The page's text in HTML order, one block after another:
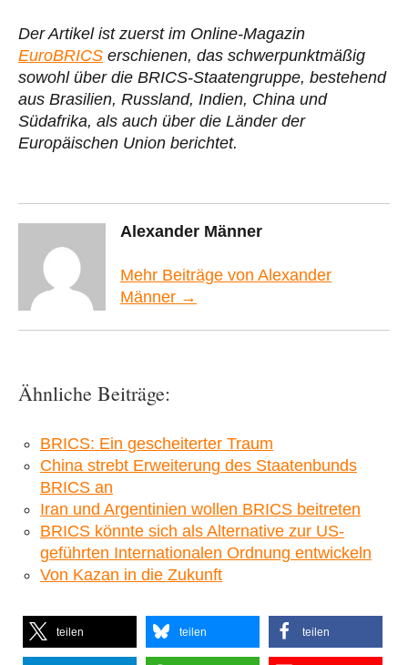
Der Artikel ist zuerst im Online-Magazin
EuroBRICS erschienen, das schwerpunktmäßig
sowohl über die BRICS-Staatengruppe, bestehend
aus Brasilien, Russland, Indien, China und
Südafrika, als auch über die Länder der
Europäischen Union berichtet.
Alexander Männer
Mehr Beiträge von Alexander
Männer →
Ähnliche Beiträge:
BRICS: Ein gescheiterter Traum
China strebt Erweiterung des Staatenbunds
BRICS an
Iran und Argentinien wollen BRICS beitreten
BRICS könnte sich als Alternative zur US-
geführten Internationalen Ordnung entwickeln
Von Kazan in die Zukunft
teilen teilen teilen